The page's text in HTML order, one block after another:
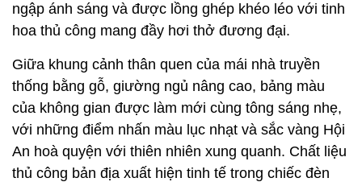
ngập ánh sáng và được lồng ghép khéo léo với tinh
hoa thủ công mang đầy hơi thở đương đại.
Giữa khung cảnh thân quen của mái nhà truyền
thống bằng gỗ, giường ngủ nâng cao, bảng màu
của không gian được làm mới cùng tông sáng nhẹ,
với những điểm nhấn màu lục nhạt và sắc vàng Hội
An hoà quyện với thiên nhiên xung quanh. Chất liệu
thủ công bản địa xuất hiện tinh tế trong chiếc đèn